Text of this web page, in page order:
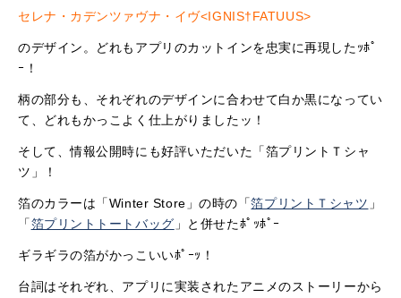
セレナ・カデンツァヴナ・イヴ<IGNIS†FATUUS>
のデザイン。どれもアプリのカットインを忠実に再現したｯﾎﾟ
ｰ！
柄の部分も、それぞれのデザインに合わせて白か黒になってい
て、どれもかっこよく仕上がりましたッ！
そして、情報公開時にも好評いただいた「箔プリントＴシャ
ツ」！
箔のカラーは「Winter Store」の時の「箔プリントＴシャツ 」
「箔プリントトートバッグ 」と併せたﾎﾟｯﾎﾟｰ
ギラギラの箔がかっこいいﾎﾟｰｯ！
台詞はそれぞれ、アプリに実装されたアニメのストーリーから